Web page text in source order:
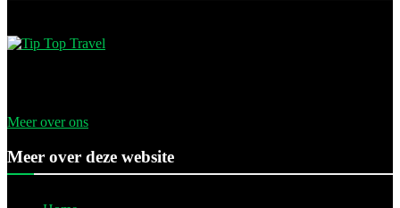
Meer over ons
Meer over deze website